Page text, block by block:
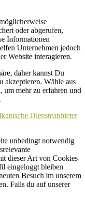
oder abgerufen,
Informationen
Unternehmen jedoch
Website interagieren.
daher kannst Du
akzeptieren. Wähle aus
um mehr zu erfahren und
Diensteanbieter
unbedingt notwendig
dieser Art von Cookies
eingeloggt bleiben
Besuch im unserem
Falls du auf unserer